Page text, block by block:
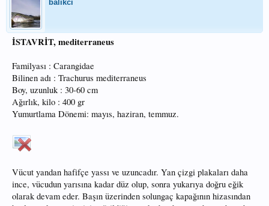
balikci
İSTAVRİT, mediterraneus
Familyası : Carangidae
Bilinen adı : Trachurus mediterraneus
Boy, uzunluk : 30-60 cm
Ağırlık, kilo : 400 gr
Yumurtlama Dönemi: mayıs, haziran, temmuz.
Vücut yandan hafifçe yassı ve uzuncadır. Yan çizgi plakaları daha
ince, vücudun yarısına kadar düz olup, sonra yukarıya doğru eğik
olarak devam eder. Başın üzerinden solungaç kapağının hizasından